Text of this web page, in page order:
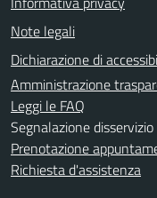
Note legali
Dichiarazione di
Amministrazione
Leggi le FAQ
Segnalazione disservizio
Prenotazione
Richiesta d'assistenza